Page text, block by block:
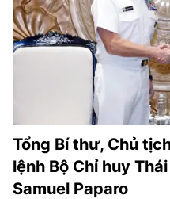
Tổng Bí thư, Chủ
lệnh Bộ Chỉ huy
Samuel Paparo